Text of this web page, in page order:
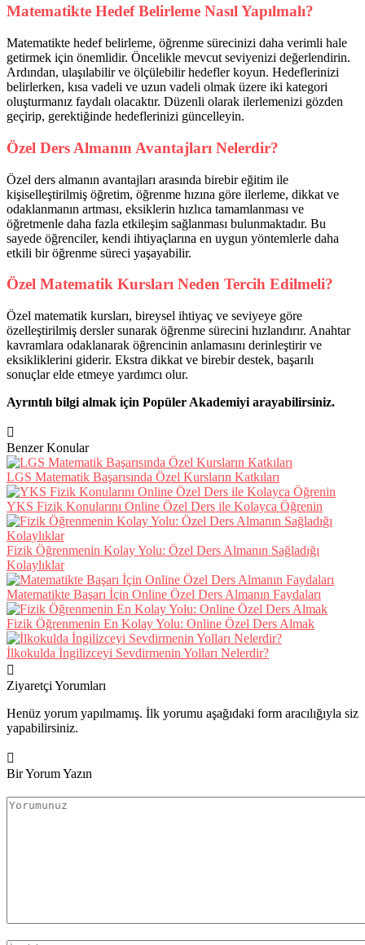
Matematikte Hedef Belirleme Nasıl Yapılmalı?
Matematikte hedef belirleme, öğrenme sürecinizi daha verimli hale
getirmek için önemlidir. Öncelikle mevcut seviyenizi değerlendirin.
Ardından, ulaşılabilir ve ölçülebilir hedefler koyun. Hedeflerinizi
belirlerken, kısa vadeli ve uzun vadeli olmak üzere iki kategori
oluşturmanız faydalı olacaktır. Düzenli olarak ilerlemenizi gözden
geçirip, gerektiğinde hedeflerinizi güncelleyin.
Özel Ders Almanın Avantajları Nelerdir?
Özel ders almanın avantajları arasında birebir eğitim ile
kişiselleştirilmiş öğretim, öğrenme hızına göre ilerleme, dikkat ve
odaklanmanın artması, eksiklerin hızlıca tamamlanması ve
öğretmenle daha fazla etkileşim sağlanması bulunmaktadır. Bu
sayede öğrenciler, kendi ihtiyaçlarına en uygun yöntemlerle daha
etkili bir öğrenme süreci yaşayabilir.
Özel Matematik Kursları Neden Tercih Edilmeli?
Özel matematik kursları, bireysel ihtiyaç ve seviyeye göre
özelleştirilmiş dersler sunarak öğrenme sürecini hızlandırır. Anahtar
kavramlara odaklanarak öğrencinin anlamasını derinleştirir ve
eksikliklerini giderir. Ekstra dikkat ve birebir destek, başarılı
sonuçlar elde etmeye yardımcı olur.
Ayrıntılı bilgi almak için Popüler Akademiyi arayabilirsiniz.
Benzer Konular
LGS Matematik Başarısında Özel Kursların Katkıları
YKS Fizik Konularını Online Özel Ders ile Kolayca Öğrenin
Fizik Öğrenmenin Kolay Yolu: Özel Ders Almanın Sağladığı
Kolaylıklar
Matematikte Başarı İçin Online Özel Ders Almanın Faydaları
Fizik Öğrenmenin En Kolay Yolu: Online Özel Ders Almak
İlkokulda İngilizceyi Sevdirmenin Yolları Nelerdir?
Ziyaretçi Yorumları
Henüz yorum yapılmamış. İlk yorumu aşağıdaki form aracılığıyla siz
yapabilirsiniz.
Bir Yorum Yazın